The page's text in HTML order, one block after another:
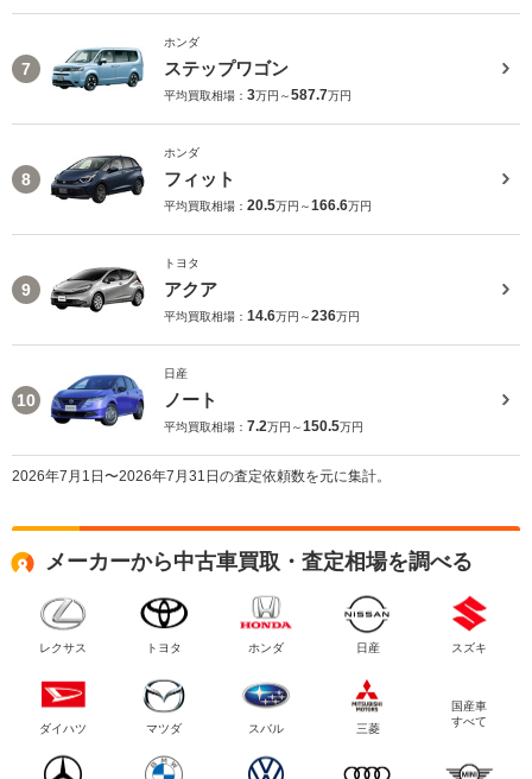
7
ホンダ
ステップワゴン
平均買取相場： 3万円～587.7万円
8
ホンダ
フィット
平均買取相場： 20.5万円～166.6万円
9
トヨタ
アクア
平均買取相場： 14.6万円～236万円
10
日産
ノート
平均買取相場： 7.2万円～150.5万円
2026年7月1日〜2026年7月31日の査定依頼数を元に集計。
メーカーから中古車買取・査定相場を調べる
レクサス トヨタ ホンダ 日産 スズキ
ダイハツ マツダ スバル 三菱
国産車
すべて